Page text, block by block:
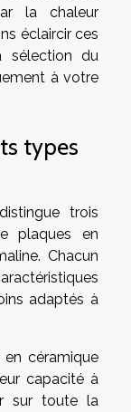
la chaleur
éclaircir ces
sélection du
à votre
types
trois
plaques en
Chacun
adaptés à
céramique
capacité à
sur toute la